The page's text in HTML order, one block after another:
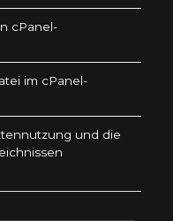
cPanel-
im cPanel-
und die